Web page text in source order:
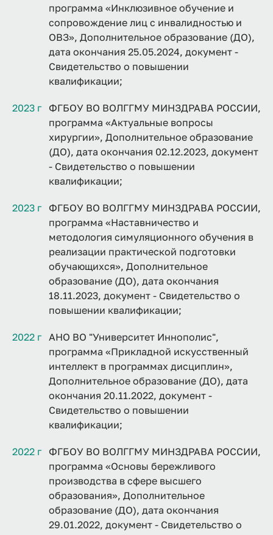
программа «Инклюзивное обучение и
сопровождение лиц с инвалидностью и
ОВЗ», Дополнительное образование (ДО),
дата окончания 25.05.2024, документ -
Свидетельство о повышении
квалификации;
2023 г
ФГБОУ ВО ВОЛГГМУ МИНЗДРАВА РОССИИ,
программа «Актуальные вопросы
хирургии», Дополнительное образование
(ДО), дата окончания 02.12.2023, документ
- Свидетельство о повышении
квалификации;
2023 г
ФГБОУ ВО ВОЛГГМУ МИНЗДРАВА РОССИИ,
программа «Наставничество и
методология симуляционного обучения в
реализации практической подготовки
обучающихся», Дополнительное
образование (ДО), дата окончания
18.11.2023, документ - Свидетельство о
повышении квалификации;
2022 г АНО ВО "Университет Иннополис",
программа «Прикладной искусственный
интеллект в программах дисциплин»,
Дополнительное образование (ДО), дата
окончания 20.11.2022, документ -
Свидетельство о повышении
квалификации;
2022 г
ФГБОУ ВО ВОЛГГМУ МИНЗДРАВА РОССИИ,
программа «Основы бережливого
производства в сфере высшего
образования», Дополнительное
образование (ДО), дата окончания
29.01.2022, документ - Свидетельство о